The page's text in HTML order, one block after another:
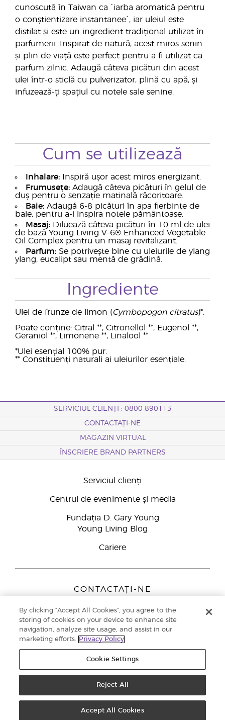
cunoscută în Taiwan ca `iarba aromatică pentru
o conștientizare instantanee`, iar uleiul este
distilat și este un ingredient tradițional utilizat în
parfumerii. Inspirat de natură, acest miros senin
și plin de viață este perfect pentru a fi utilizat ca
parfum zilnic. Adaugă câteva picături din acest
ulei într-o sticlă cu pulverizator, plină cu apă, și
infuzează-ți spațiul cu notele sale senine.
Cum se utilizează
Inhalare: Inspiră ușor acest miros energizant.
Frumusețe: Adaugă câteva picături în gelul de
duș pentru o senzație matinală răcoritoare.
Baie: Adaugă 6-8 picături în apa fierbinte de
baie, pentru a-i inspira notele pământoase.
Masaj: Diluează câteva picături în 10 ml de ulei
de bază Young Living V-6® Enhanced Vegetable
Oil Complex pentru un masaj revitalizant.
Parfum: Se potrivește bine cu uleiurile de ylang
ylang, eucalipt sau mentă de grădină.
Ingrediente
Ulei de frunze de limon (Cymbopogon citratus)*.
Poate conține: Citral **, Citronellol **, Eugenol **,
Geraniol **, Limonene **, Linalool **.
*Ulei esențial 100% pur.
** Constituenți naturali ai uleiurilor esențiale.
SERVICIUL CLIENȚI : 0800 890113
CONTACTAȚI-NE
MAGAZIN VIRTUAL
ÎNSCRIERE BRAND PARTNERS
Serviciul clienți
Centrul de evenimente și media
Fundația D. Gary Young
Young Living Blog
Cariere
CONTACTAȚI-NE
Peizerweg 97
9727 AJ Groningen
Netherlands
Înscriere Brand Partners0800 890113
Politica de confidențialitate
By clicking “Accept All Cookies”, you agree to the
storing of cookies on your device to enhance site
navigation, analyze site usage, and assist in our
marketing efforts.
Privacy Policy
Cookie Settings
Reject All
Accept All Cookies